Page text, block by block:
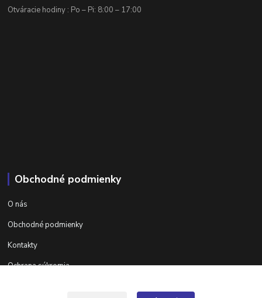
Otváracie hodiny : Po – Pi: 8:00 – 17:00
Obchodné podmienky
O nás
Obchodné podmienky
Kontakty
Ochrana súkromia